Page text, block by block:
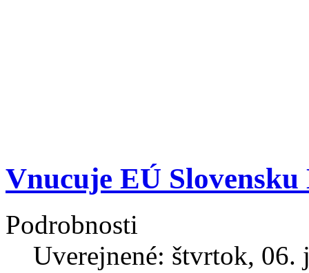
Vnucuje EÚ
Podrobnosti
Uverejnené: štvrtok, 06.